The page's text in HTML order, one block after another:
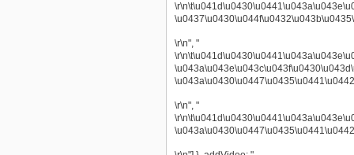
\r\n", "
\r\n", "